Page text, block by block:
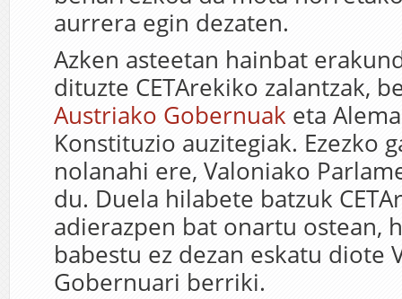
aurrera egin dezaten.
Azken asteetan hainbat
dituzte CETArekiko zalantzak,
Austriako Gobernuak eta
Konstituzio auzitegiak. Ezezko
nolanahi ere, Valoniako
du. Duela hilabete batzuk
adierazpen bat onartu ostean,
babestu ez dezan eskatu diote
Gobernuari berriki.